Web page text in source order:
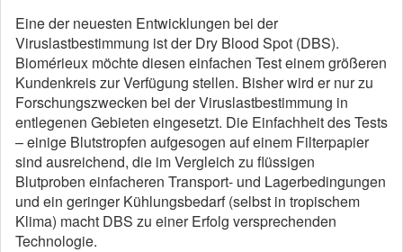
Eine der neuesten Entwicklungen bei der
Viruslastbestimmung ist der Dry Blood Spot (DBS).
Biomérieux möchte diesen einfachen Test einem größeren
Kundenkreis zur Verfügung stellen. Bisher wird er nur zu
Forschungszwecken bei der Viruslastbestimmung in
entlegenen Gebieten eingesetzt. Die Einfachheit des Tests
– einige Blutstropfen aufgesogen auf einem Filterpapier
sind ausreichend, die im Vergleich zu flüssigen
Blutproben einfacheren Transport- und Lagerbedingungen
und ein geringer Kühlungsbedarf (selbst in tropischem
Klima) macht DBS zu einer Erfolg versprechenden
Technologie.